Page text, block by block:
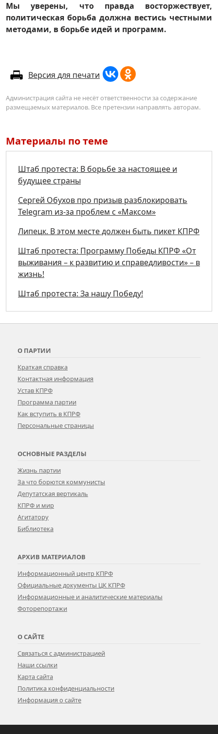
Мы уверены, что правда восторжествует,
политическая борьба должна вестись честными
методами, в борьбе идей и программ.
Версия для печати
Администрация сайта не несёт ответственности за содержание
размещаемых материалов. Все претензии направлять авторам.
Материалы по теме
Штаб протеста: В борьбе за настоящее и
будущее страны
Сергей Обухов про призыв разблокировать
Telegram из-за проблем с «Максом»
Липецк. В этом месте должен быть пикет КПРФ
Штаб протеста: Программу Победы КПРФ «От
выживания – к развитию и справедливости» – в
жизнь!
Штаб протеста: За нашу Победу!
О ПАРТИИ
Краткая справка
Контактная информация
Устав КПРФ
Программа партии
Как вступить в КПРФ
Персональные страницы
ОСНОВНЫЕ РАЗДЕЛЫ
Жизнь партии
За что борются коммунисты
Депутатская вертикаль
КПРФ и мир
Агитатору
Библиотека
АРХИВ МАТЕРИАЛОВ
Информационный центр КПРФ
Официальные документы ЦК КПРФ
Информационные и аналитические материалы
Фоторепортажи
О САЙТЕ
Связаться с администрацией
Наши ссылки
Карта сайта
Политика конфиденциальности
Информация о сайте